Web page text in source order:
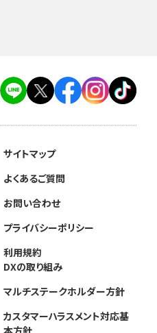
サイトマップ
よくあるご質問
お問い合わせ
プライバシーポリシー
利用規約
DXの取り組み
マルチステークホルダー方針
カスタマーハラスメント対応基
本方針